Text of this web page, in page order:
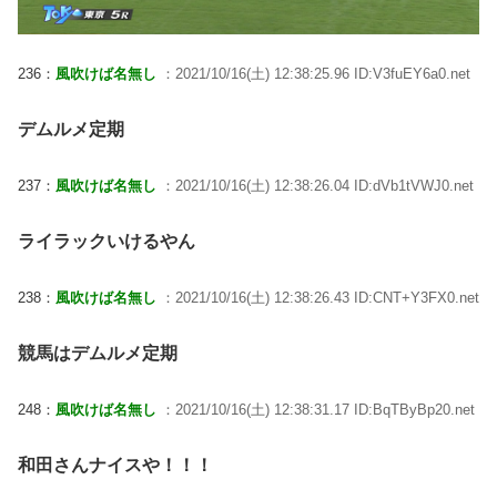
236： 風吹けば名無し ：2021/10/16(土) 12:38:25.96 ID:V3fuEY6a0.net
デムルメ定期
237： 風吹けば名無し ：2021/10/16(土) 12:38:26.04 ID:dVb1tVWJ0.net
ライラックいけるやん
238： 風吹けば名無し ：2021/10/16(土) 12:38:26.43 ID:CNT+Y3FX0.net
競馬はデムルメ定期
248： 風吹けば名無し ：2021/10/16(土) 12:38:31.17 ID:BqTByBp20.net
和田さんナイスや！！！